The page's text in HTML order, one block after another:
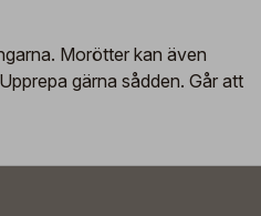
Morötter kan även
gärna sådden. Går att